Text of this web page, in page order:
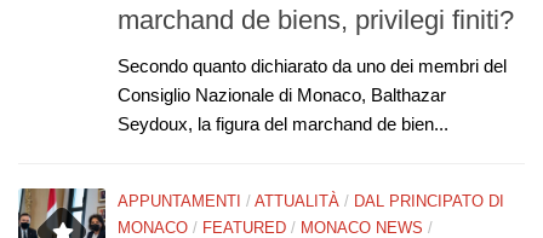
marchand de biens, privilegi finiti?
Secondo quanto dichiarato da uno dei membri del
Consiglio Nazionale di Monaco, Balthazar
Seydoux, la figura del marchand de bien...
APPUNTAMENTI / ATTUALITÀ / DAL PRINCIPATO DI
MONACO / FEATURED / MONACO NEWS /